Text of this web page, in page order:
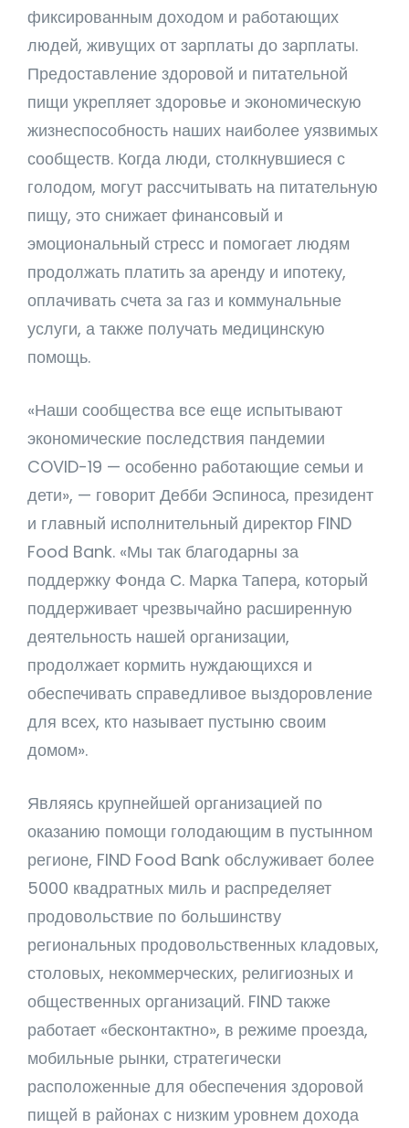
фиксированным доходом и работающих
людей, живущих от зарплаты до зарплаты.
Предоставление здоровой и питательной
пищи укрепляет здоровье и экономическую
жизнеспособность наших наиболее уязвимых
сообществ. Когда люди, столкнувшиеся с
голодом, могут рассчитывать на питательную
пищу, это снижает финансовый и
эмоциональный стресс и помогает людям
продолжать платить за аренду и ипотеку,
оплачивать счета за газ и коммунальные
услуги, а также получать медицинскую
помощь.
«Наши сообщества все еще испытывают
экономические последствия пандемии
COVID-19 — особенно работающие семьи и
дети», — говорит Дебби Эспиноса, президент
и главный исполнительный директор FIND
Food Bank. «Мы так благодарны за
поддержку Фонда С. Марка Тапера, который
поддерживает чрезвычайно расширенную
деятельность нашей организации,
продолжает кормить нуждающихся и
обеспечивать справедливое выздоровление
для всех, кто называет пустыню своим
домом».
Являясь крупнейшей организацией по
оказанию помощи голодающим в пустынном
регионе, FIND Food Bank обслуживает более
5000 квадратных миль и распределяет
продовольствие по большинству
региональных продовольственных кладовых,
столовых, некоммерческих, религиозных и
общественных организаций. FIND также
работает «бесконтактно», в режиме проезда,
мобильные рынки, стратегически
расположенные для обеспечения здоровой
пищей в районах с низким уровнем дохода